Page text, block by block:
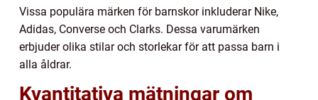
Vissa populära märken för barnskor inkluderar Nike,
Adidas, Converse och Clarks. Dessa varumärken
erbjuder olika stilar och storlekar för att passa barn i
alla åldrar.
Kvantitativa mätningar om